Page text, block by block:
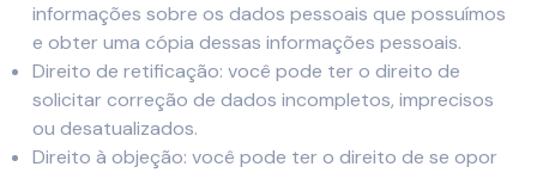
informações sobre os dados pessoais que possuímos
e obter uma cópia dessas informações pessoais.
Direito de retificação: você pode ter o direito de
solicitar correção de dados incompletos, imprecisos
ou desatualizados.
Direito à objeção: você pode ter o direito de se opor